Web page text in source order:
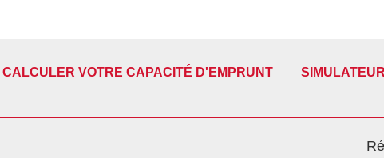
CALCULER VOTRE CAPACITÉ D'EMPRUNT